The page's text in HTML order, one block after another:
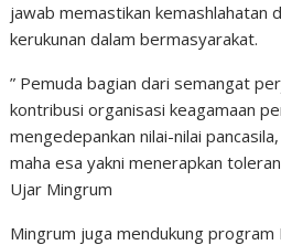
jawab memastikan kemashlahatan
kerukunan dalam bermasyarakat.
” Pemuda bagian dari semangat
kontribusi organisasi keagamaan
mengedepankan nilai-nilai
maha esa yakni menerapkan
Ujar Mingrum
Mingrum juga mendukung program